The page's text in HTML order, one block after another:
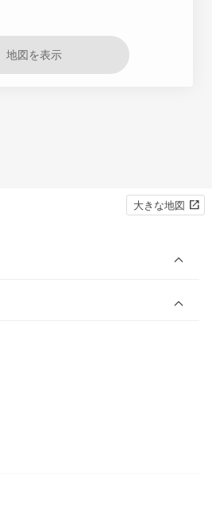
地図を表示
大きな地図